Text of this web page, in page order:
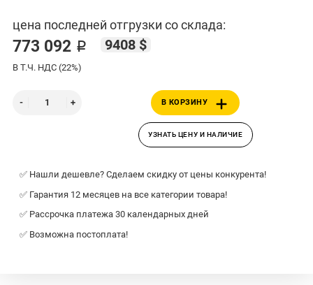
цена последней отгрузки со склада:
773 092 ₽ 9408 $
В Т.Ч. НДС (22%)
В КОРЗИНУ
УЗНАТЬ ЦЕНУ И НАЛИЧИЕ
✅ Нашли дешевле? Сделаем скидку от цены конкурента!
✅ Гарантия 12 месяцев на все категории товара!
✅ Рассрочка платежа 30 календарных дней
✅ Возможна постоплата!